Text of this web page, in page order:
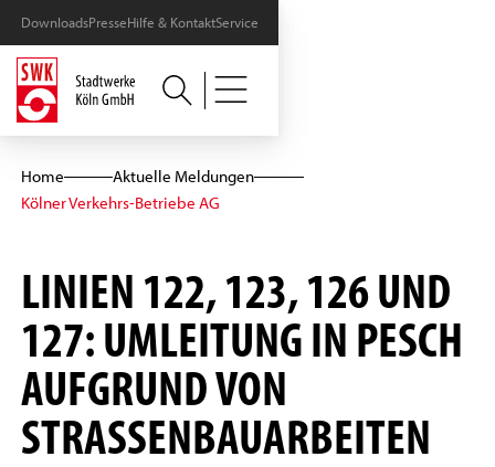
DownloadsPresseHilfe & KontaktService
Home
Aktuelle Meldungen
Kölner Verkehrs-Betriebe AG
LINIEN 122, 123, 126 UND
127: UMLEITUNG IN PESCH
AUFGRUND VON
STRASSENBAUARBEITEN